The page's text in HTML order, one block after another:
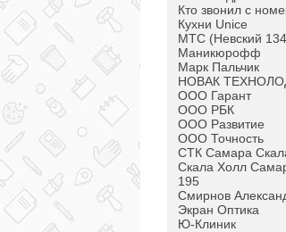
Кто звонил с
Кухни Unice
МТС (Невский
Маникюрофф
Марк Пальчик
НОВАК
ООО Гарант
ООО РБК
ООО Развитие
ООО Точность
СТК Самара
Скала Холл
195
Смирнов
Экран Оптика
Ю-Клиник